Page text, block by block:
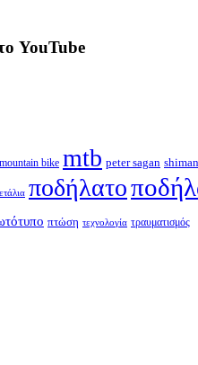
YouTube
mountain bike mtb peter sagan
ποδήλατο
πτώση τεχνολογία τραυματισμός